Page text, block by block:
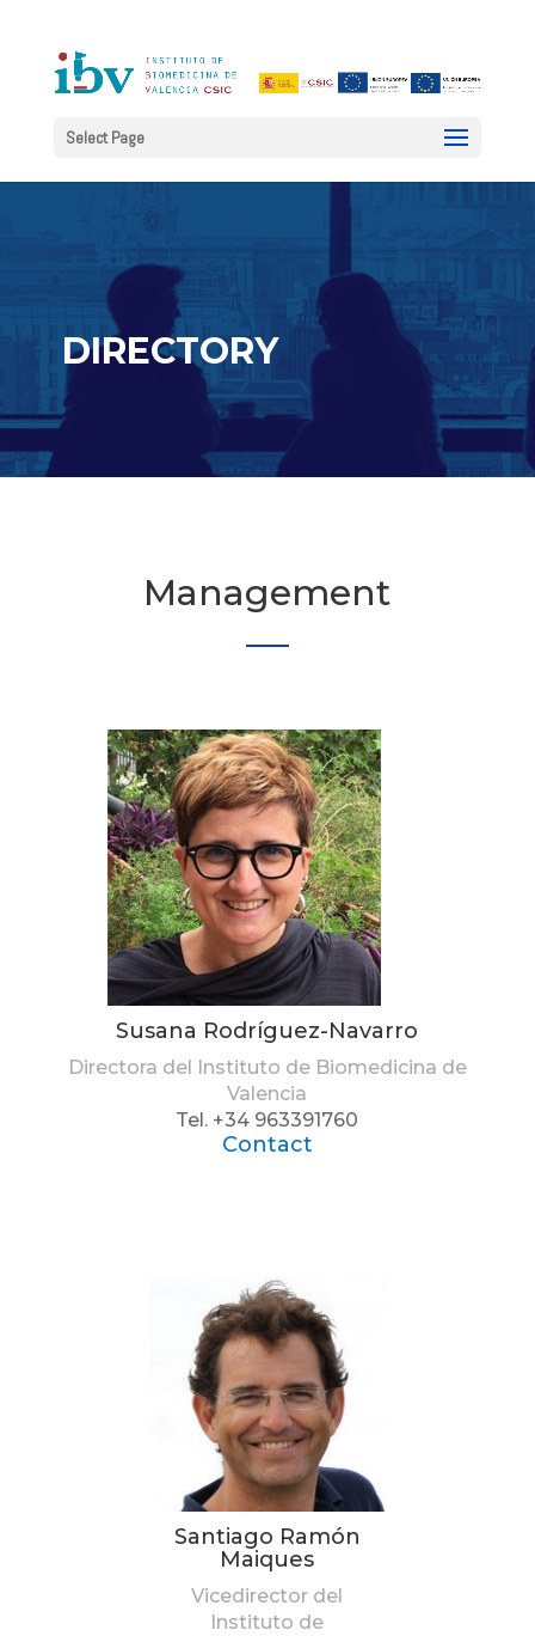
Select Page
DIRECTORY
Management
Susana Rodríguez-Navarro
Directora del Instituto de Biomedicina de
Valencia
Tel. +34 963391760
Contact
Santiago Ramón
Maiques
Vicedirector del
Instituto de